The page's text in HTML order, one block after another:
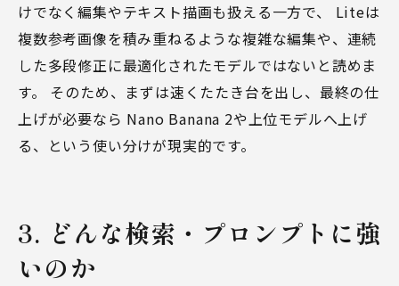
けでなく編集やテキスト描画も扱える一方で、 Liteは
複数参考画像を積み重ねるような複雑な編集や、連続
した多段修正に最適化されたモデルではないと読めま
す。 そのため、まずは速くたたき台を出し、最終の仕
上げが必要なら Nano Banana 2や上位モデルへ上げ
る、という使い分けが現実的です。
3. どんな検索・プロンプトに強
いのか